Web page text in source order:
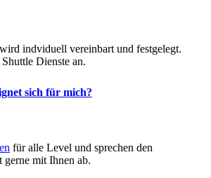
indviduell vereinbart und festgelegt.
Dienste an.
sich für mich?
für alle Level und sprechen den
gerne mit Ihnen ab.